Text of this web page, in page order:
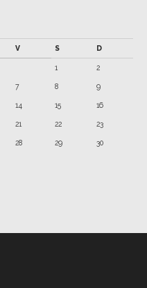
V S D
1 2
7 8 9
14 15 16
21 22 23
28 29 30